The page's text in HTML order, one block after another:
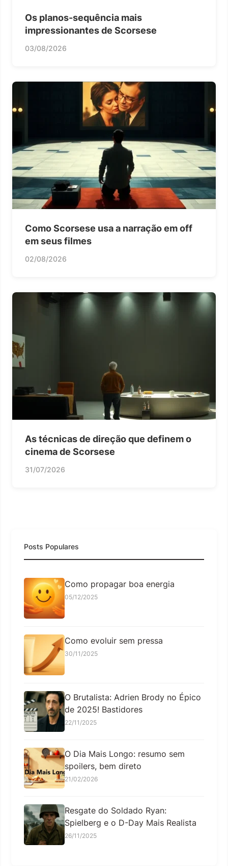
Os planos-sequência mais
impressionantes de Scorsese
03/08/2026
Como Scorsese usa a narração em off
em seus filmes
02/08/2026
As técnicas de direção que definem o
cinema de Scorsese
31/07/2026
Posts Populares
Como propagar boa energia
05/12/2025
Como evoluir sem pressa
30/11/2025
O Brutalista: Adrien Brody no Épico
de 2025! Bastidores
22/11/2025
O Dia Mais Longo: resumo sem
spoilers, bem direto
21/02/2026
Resgate do Soldado Ryan:
Spielberg e o D-Day Mais Realista
26/11/2025